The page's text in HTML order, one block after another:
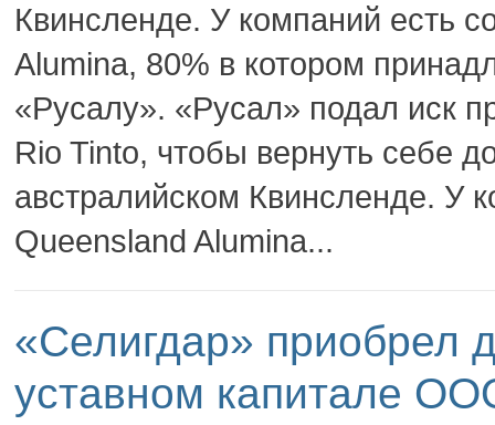
Квинсленде. У компаний есть
Alumina, 80% в котором
«Русалу». «Русал» подал иск
Rio Tinto, чтобы вернуть себе
австралийском Квинсленде. У
Queensland Alumina...
«Селигдар» приобрел
уставном капитале